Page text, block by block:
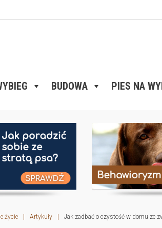
BUDOWA PIES NA
życie Artykuły Jak zadbać o czystość w domu ze